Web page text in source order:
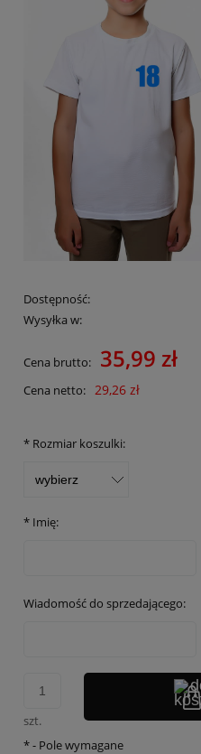
Dostępność:
Wysyłka w:
Cena brutto: 35,99 zł
Cena netto: 29,26 zł
* Rozmiar koszulki:
* Imię:
Wiadomość do sprzedającego:
szt.
*- Pole wymagane